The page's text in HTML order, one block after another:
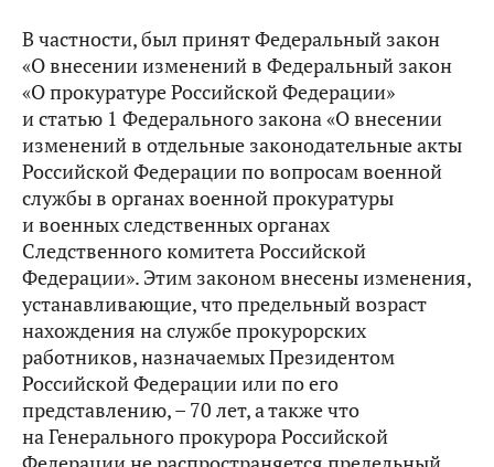
В частности,был принят Федеральный закон
«О внесении изменений в Федеральный закон
«О прокуратуре Российской Федерации»
и статью 1 Федерального закона «О внесении
изменений в отдельные законодательные акты
Российской Федерации по вопросам военной
службы в органах военной прокуратуры
и военных следственных органах
Следственного комитета Российской
Федерации». Этим законом внесены изменения,
устанавливающие, что предельный возраст
нахождения на службе прокурорских
работников, назначаемых Президентом
Российской Федерации или по его
представлению, – 70 лет, а также что
на Генерального прокурора Российской